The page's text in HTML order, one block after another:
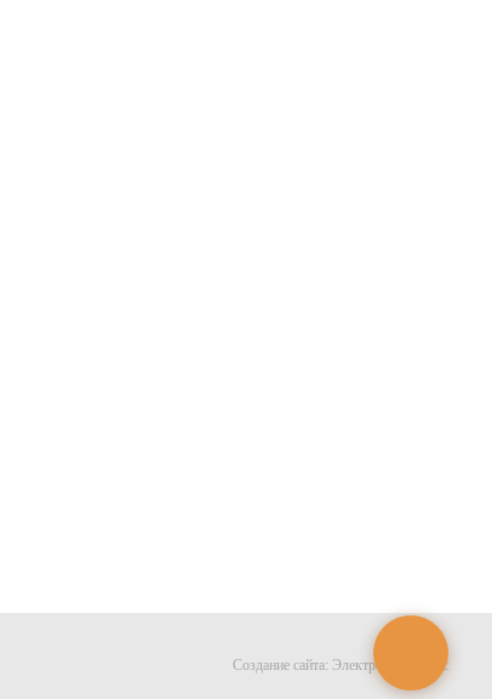
Создание сайта: Электронный офис